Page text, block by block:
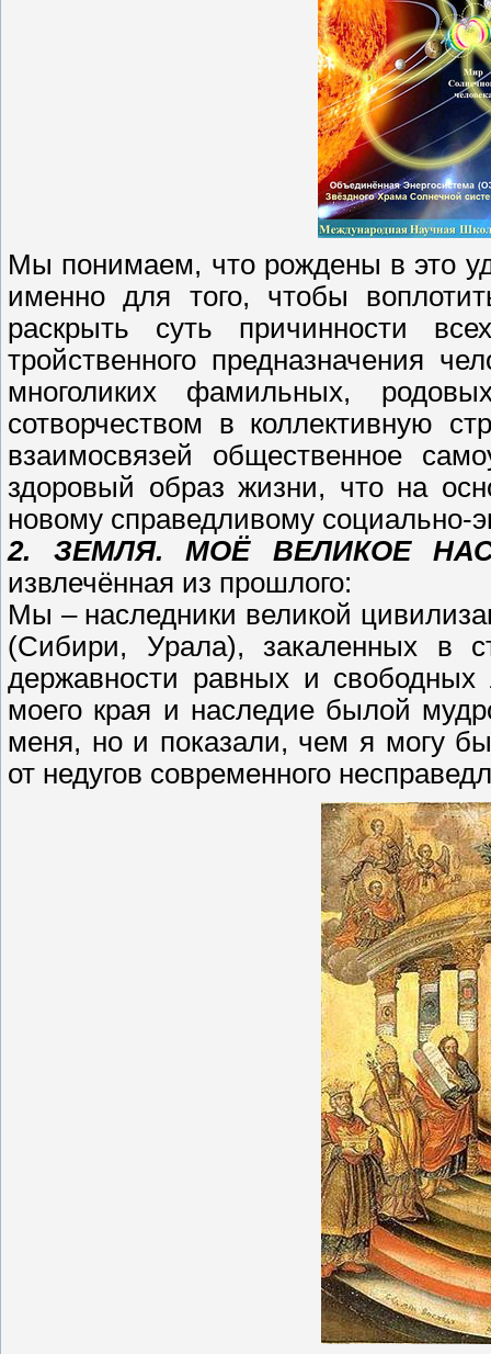
Мы понимаем, что рождены в это
именно для того, чтобы
раскрыть суть причинности
тройственного предназначения
многоликих фамильных,
сотворчеством в коллективную
взаимосвязей общественное
здоровый образ жизни, что на
новому справедливому социально-
2. ЗЕМЛЯ. МОЁ ВЕЛИКОЕ
извлечённая из прошлого:
Мы – наследники великой
(Сибири, Урала), закаленных в
державности равных и
моего края и наследие былой
меня, но и показали, чем я могу
от недугов современного